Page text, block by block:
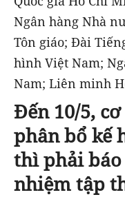
Ngân hàng Nhà
Tôn giáo; Đài
hình Việt Nam;
Nam; Liên minh
Đến 10/5,
phân bổ kế
thì phải
nhiệm tập